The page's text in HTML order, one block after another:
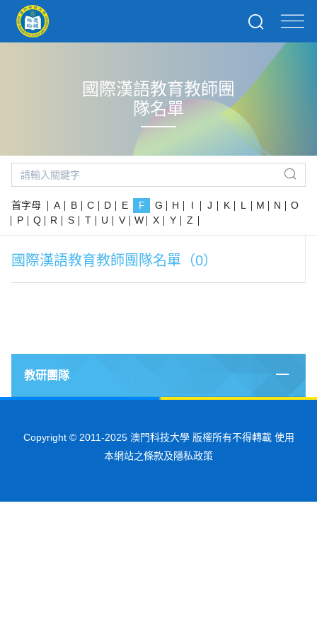
國際漢語教育教師團
隊名單
首字母 A B C D E F G H I J K L M N
O
P
Q R S T U V W X Y Z
國際漢語教育教師團隊名單（0）
教研團隊
Copyright © 2011-2025 澳門科技大學 版權所有不得轉載 使用
本網站之條款及隱私政策